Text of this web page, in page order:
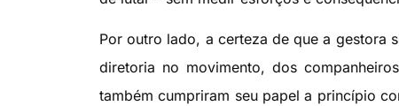
Por outro lado, a certeza de que a gestora
diretoria no movimento, dos
também cumpriram seu papel a princípio